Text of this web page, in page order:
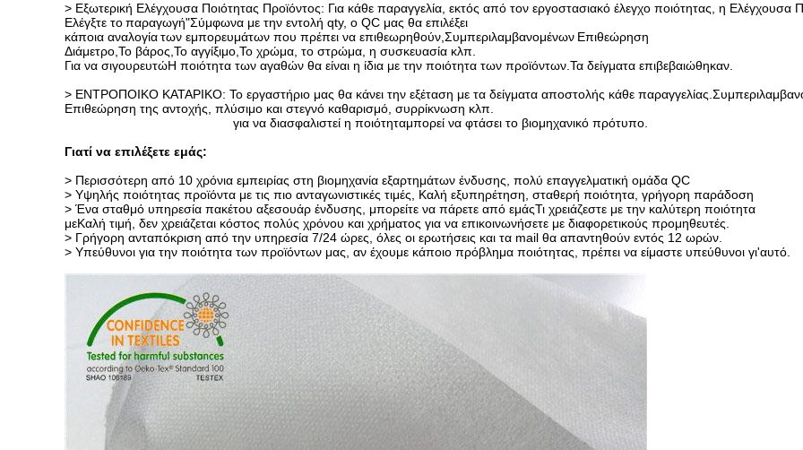
> Εξωτερική Ελέγχουσα Ποιότητας Προϊόντος: Για κάθε παραγγελία, εκτός από τον εργοστασιακό έλεγχο ποιότητας, η Ελέγχουσα
Ελέγξτε τοπαραγωγή"Σύμφωνα με την εντολή qty, ο QC μας θα επιλέξει
κάποια αναλογίατων εμπορευμάτων που πρέπει να επιθεωρηθούν, Συμπεριλαμβανομένων Επιθεώρηση
Διάμετρο Το βάρος, Το αγγίξιμο, Το χρώμα, το στρώμα, η συσκευασία κλπ.
Για να σιγουρευτώΗ ποιότητα των αγαθών θα είναι η ίδια με την ποιότητα των προϊόντων. Τα δείγματα επιβεβαιώθηκαν.
> ΕΝΤΡΟΠΟΙΚΟ ΚΑΤΑΡΙΚΟ: Το εργαστήριο μας θα κάνει την εξέταση με τα δείγματα αποστολής κάθε παραγγελίας.
Επιθεώρηση της αντοχής, πλύσιμο και στεγνό καθαρισμό, συρρίκνωση κλπ.
για να διασφαλιστεί η ποιότηταμπορεί να φτάσει το βιομηχανικό πρότυπο.
Γιατί να επιλέξετε εμάς:
> Περισσότερη από 10 χρόνια εμπειρίας στη βιομηχανία εξαρτημάτων ένδυσης, πολύ επαγγελματική ομάδα QC
> Υψηλής ποιότητας προϊόντα με τις πιο ανταγωνιστικές τιμές, Καλή εξυπηρέτηση, σταθερή ποιότητα, γρήγορη παράδοση
> Ένα σταθμό υπηρεσία πακέτου αξεσουάρ ένδυσης, μπορείτε να πάρετε από εμάςΤι χρειάζεστε με την καλύτερη ποιότητα
μεΚαλή τιμή, δεν χρειάζεται κόστος πολύς χρόνου και χρήματος για να επικοινωνήσετε με διαφορετικούς προμηθευτές.
> Γρήγορη ανταπόκριση από την υπηρεσία 7/24 ώρες, όλες οι ερωτήσεις και τα mail θα απαντηθούν εντός 12 ωρών.
> Υπεύθυνοι για την ποιότητα των προϊόντων μας, αν έχουμε κάποιο πρόβλημα ποιότητας, πρέπει να είμαστε υπεύθυνοι γι'αυτό.